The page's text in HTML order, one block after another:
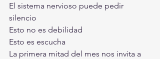
El sistema nervioso puede pedir
silencio
Esto no es debilidad
Esto es escucha
La primera mitad del mes nos invita a